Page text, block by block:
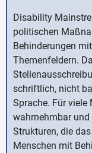
Disability
politischen
Behinderungen
Themenfeldern.
schriftlich, nicht
Sprache. Für
wahrnehmbar
Strukturen, die
Menschen mit